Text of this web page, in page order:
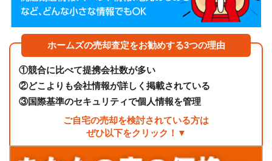
ホームズの売却査定をお勧めする3つの理由
①競合に比べて提携会社数が多い
②どこよりも会社情報が詳しく掲載されている
③国際基準のセキュリティで個人情報を管理
ご自宅の売却を検討されている方は
ぜひ以下をクリック！▼